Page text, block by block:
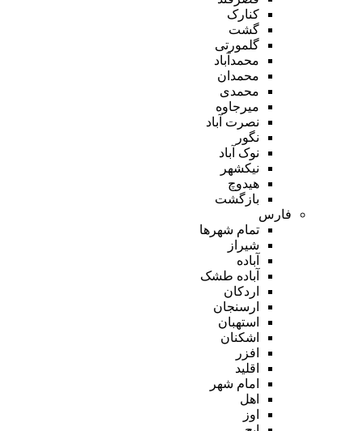
کنارک
گشت
گلمورتی
محمدآباد
محمدان
محمدی
میرجاوه
نصرت آباد
نگور
نوک آباد
نیکشهر
هیدوچ
بازگشت
فارس
تمام شهر‌ها
شیراز
آباده
آباده طشک
اردکان
ارسنجان
استهبان
اشکنان
افزر
اقلید
امام شهر
اهل
اوز